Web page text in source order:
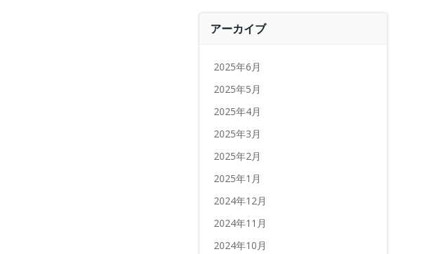
アーカイブ
2025年6月
2025年5月
2025年4月
2025年3月
2025年2月
2025年1月
2024年12月
2024年11月
2024年10月